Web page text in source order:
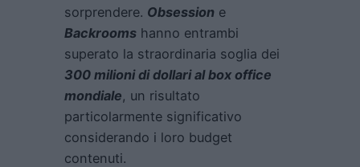
sorprendere. Obsession e
Backrooms hanno entrambi
superato la straordinaria soglia dei
300 milioni di dollari al box office
mondiale, un risultato
particolarmente significativo
considerando i loro budget
contenuti.